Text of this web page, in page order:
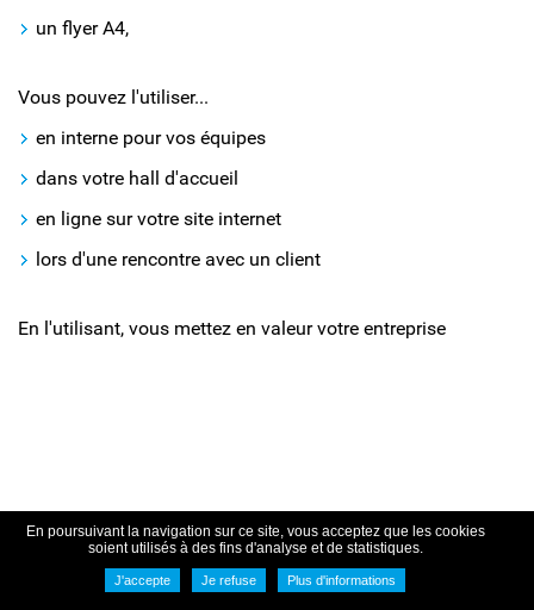
En poursuivant la navigation sur ce site, vous acceptez que les cookies
soient utilisés à des fins d'analyse et de statistiques.
J'accepte Je refuse Plus d'informations
un flyer A4,
Vous pouvez l'utiliser...
en interne pour vos équipes
dans votre hall d'accueil
en ligne sur votre site internet
lors d'une rencontre avec un client
En l'utilisant, vous mettez en valeur votre entreprise